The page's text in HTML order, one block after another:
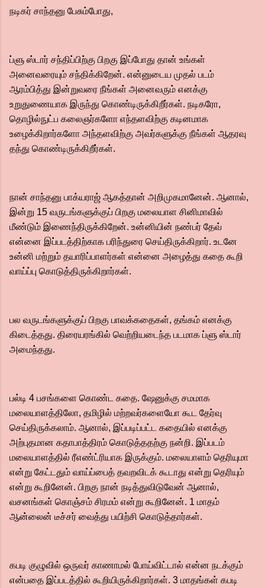
நடிகர் சாந்தனு பேசும்போது,
ப்ளு ஸ்டார் சந்திப்பிற்கு பிறகு இப்போது தான் உங்கள்
அனைவரையும் சந்திக்கிறேன். என்னுடைய முதல் படம்
ஆரம்பித்து இன்றுவரை நீங்கள் அனைவரும் எனக்கு
உறுதுணையாக இருந்து கொண்டிருக்கிறீர்கள். நடிகரோ,
தொழில்நுட்ப கலைஞர்களோ எந்தளவிற்கு கடினமாக
உழைக்கிறார்களோ அந்தளவிற்கு அவர்களுக்கு நீங்கள் ஆதரவு
தந்து கொண்டிருக்கிறீர்கள்.
நான் சாந்தனு பாக்யராஜ் ஆகத்தான் அறிமுகமானேன். ஆனால்,
இன்று 15 வருடங்களுக்குப் பிறகு மலையாள சினிமாவில்
மீண்டும் இணைந்திருக்கிறேன். உன்னியின் நண்பர் தேவ்
என்னை இப்படத்திற்காக பரிந்துரை செய்திருக்கிறார். உடனே
உன்னி மற்றும் தயாரிப்பாளர்கள் என்னை அழைத்து கதை கூறி
வாய்ப்பு கொடுத்திருக்கிறார்கள்.
பல வருடங்களுக்குப் பிறகு பாவக்கதைகள், தங்கம் எனக்கு
கிடைத்தது. திரையரங்கில் வெற்றியடைந்த படமாக ப்ளு ஸ்டார்
அமைந்தது.
பல்டி 4 பசங்களை கொண்ட கதை. ஷேனுக்கு சமமாக
மலையாளத்திலோ, தமிழில் மற்றவர்களையோ கூட தேர்வு
செய்திருக்கலாம். ஆனால், இப்படிப்பட்ட கதையில் எனக்கு
அற்புதமான கதாபாத்திரம் கொடுத்ததற்கு நன்றி. இப்படம்
மலையாளத்தில் ரீஎண்ட்ரியாக இருக்கும். மலையாளம் தெரியுமா
என்று கேட்டதும் வாய்ப்பைத் தவறவிடக் கூடாது என்று தெரியும்
என்று கூறினேன். பிறகு நான் நடித்துவிடுவேன் ஆனால்,
வசனங்கள் கொஞ்சம் சிரமம் என்று கூறினேன். 1 மாதம்
ஆன்லைன் டீச்சர் வைத்து பயிற்சி கொடுத்தார்கள்.
கபடி குழுவில் ஒருவர் காணாமல் போய்விட்டால் என்ன நடக்கும்
என்பதை இப்படத்தில் கூறியிருக்கிறார்கள். 3 மாதங்கள் கபடி